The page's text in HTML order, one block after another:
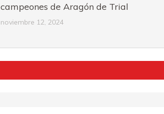
campeones de Aragón de Trial
noviembre 12, 2024